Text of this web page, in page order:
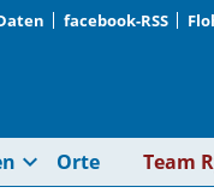
facebook-RSS
expand_more Orte Team